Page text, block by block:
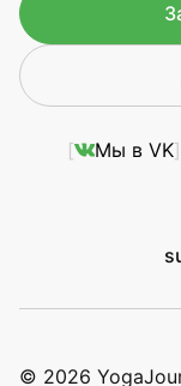
Мы в VK
© 2026